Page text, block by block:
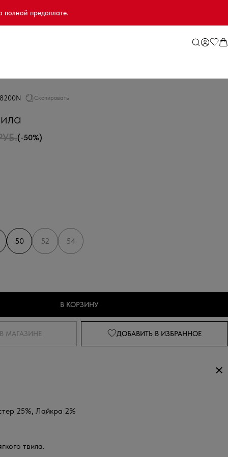
полной предоплате.
Скопировать
(-50%)
50 52 54
В КОРЗИНУ
МАГАЗИНЕ ДОБАВИТЬ В ИЗБРАННОЕ
25%, Лайкра 2%
твила.